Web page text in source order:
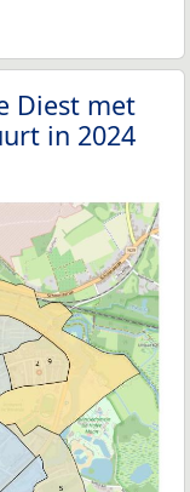
Diest met
in 2024